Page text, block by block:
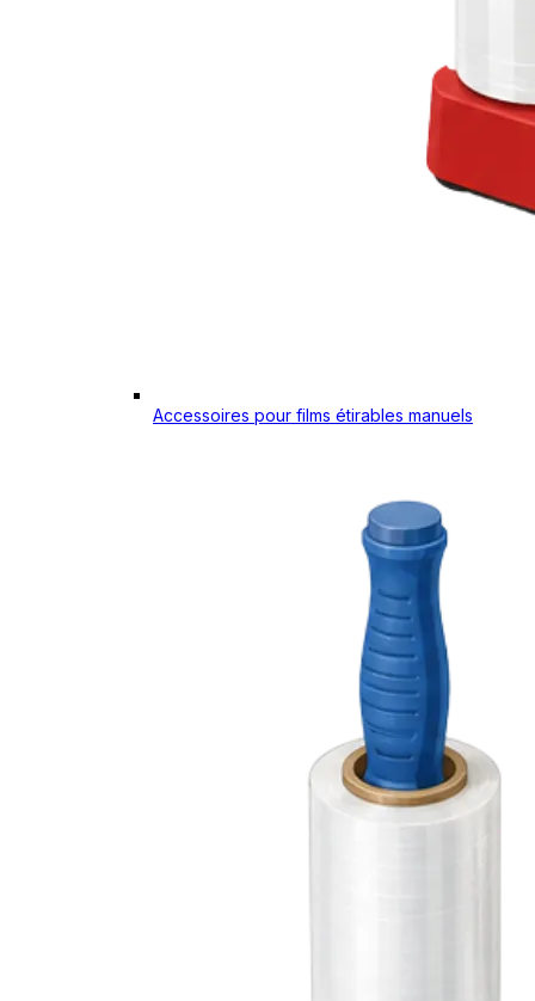
Accessoires pour films étirables manuels